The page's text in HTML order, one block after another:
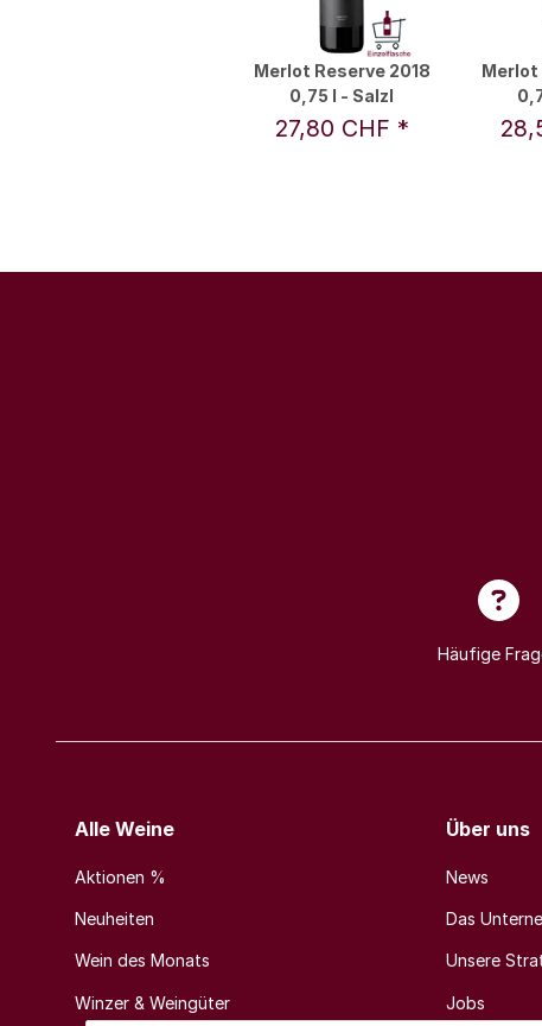
Merlot Reserve 2018
0,75 l - Salzl
27,80 CHF *
Merlot
Häufige
Alle Weine
Aktionen %
Neuheiten
Wein des Monats
Winzer & Weingüter
Über uns
News
Das
Unsere
Jobs